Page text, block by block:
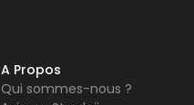
A Propos
Qui sommes-nous ?